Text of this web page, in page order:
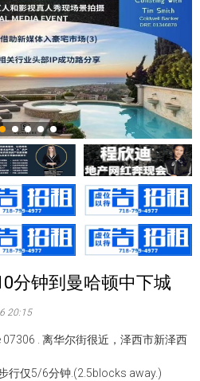
分钟到曼哈顿中下城
20:15
07306 . 离华尔街很近，泽西市新泽西
行仅5/6分钟.(2.5blocks away.)